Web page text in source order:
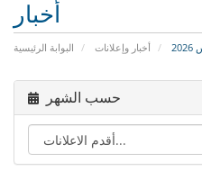
أخبار
البوابة الرئيسية أخبار وإعلانات
حسب الشهر